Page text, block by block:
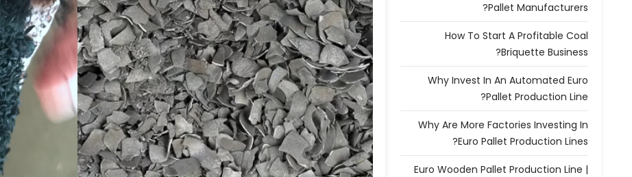
Pallet Manufacturers?
How To Start A Profitable Coal
Briquette Business?
Why Invest In An Automated Euro
Pallet Production Line?
Why Are More Factories Investing In
Euro Pallet Production Lines?
Euro Wooden Pallet Production Line |